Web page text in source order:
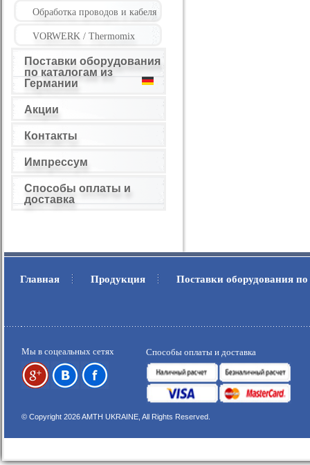
Обработка проводов и кабеля
VORWERK / Thermomix
Поставки оборудования
по каталогам из
Германии
Акции
Контакты
Импрессум
Способы оплаты и
доставка
Главная . Продукция . Поставки оборудования
Мы в соцеальных сетях Способы оплаты и доставка
© Copyright 2026 AMTH UKRAINE, All Rights Reserved.